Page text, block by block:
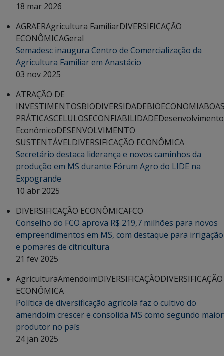
18 mar 2026
AGRAERAgricultura FamiliarDIVERSIFICAÇÃO
ECONÔMICAGeral
Semadesc inaugura Centro de Comercialização da
Agricultura Familiar em Anastácio
03 nov 2025
ATRAÇÃO DE
INVESTIMENTOSBIODIVERSIDADEBIOECONOMIA
PRÁTICASCELULOSECONFIABILIDADEDesenvolvimento
EconômicoDESENVOLVIMENTO
SUSTENTÁVELDIVERSIFICAÇÃO ECONÔMICA
Secretário destaca liderança e novos caminhos da
produção em MS durante Fórum Agro do LIDE na
Expogrande
10 abr 2025
DIVERSIFICAÇÃO ECONÔMICAFCO
Conselho do FCO aprova R$ 219,7 milhões para novos
empreendimentos em MS, com destaque para irrigação
e pomares de citricultura
21 fev 2025
AgriculturaAmendoimDIVERSIFICAÇÃODIVERSIFICAÇÃO
ECONÔMICA
Política de diversificação agrícola faz o cultivo do
amendoim crescer e consolida MS como segundo maior
produtor no país
24 jan 2025